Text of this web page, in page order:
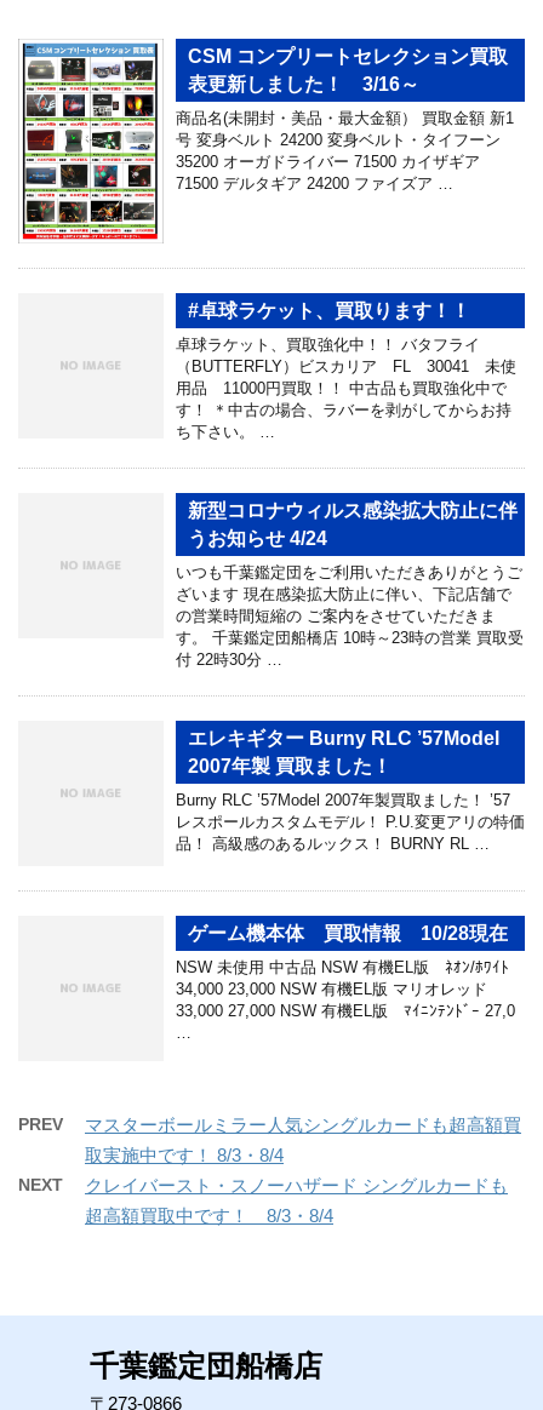
CSM コンプリートセレクション買取
表更新しました！ 3/16～
商品名(未開封・美品・最大金額） 買取金額 新1
号 変身ベルト 24200 変身ベルト・タイフーン
35200 オーガドライバー 71500 カイザギア
71500 デルタギア 24200 ファイズア …
#卓球ラケット、買取ります！！
卓球ラケット、買取強化中！！ バタフライ
（BUTTERFLY）ビスカリア FL 30041 未使
用品 11000円買取！！ 中古品も買取強化中で
す！ ＊中古の場合、ラバーを剥がしてからお持
ち下さい。 …
新型コロナウィルス感染拡大防止に伴
うお知らせ 4/24
いつも千葉鑑定団をご利用いただきありがとうご
ざいます 現在感染拡大防止に伴い、下記店舗で
の営業時間短縮の ご案内をさせていただきま
す。 千葉鑑定団船橋店 10時～23時の営業 買取受
付 22時30分 …
エレキギター Burny RLC ’57Model
2007年製 買取ました！
Burny RLC ’57Model 2007年製買取ました！ ’57
レスポールカスタムモデル！ P.U.変更アリの特価
品！ 高級感のあるルックス！ BURNY RL …
ゲーム機本体 買取情報 10/28現在
NSW 未使用 中古品 NSW 有機EL版 ﾈｵﾝ/ﾎﾜｲﾄ
34,000 23,000 NSW 有機EL版 マリオレッド
33,000 27,000 NSW 有機EL版 ﾏｲﾆﾝﾃﾝﾄﾞｰ 27,0
…
PREV
マスターボールミラー人気シングルカードも超高額買
取実施中です！ 8/3・8/4
NEXT
クレイバースト・スノーハザード シングルカードも
超高額買取中です！ 8/3・8/4
千葉鑑定団船橋店
〒273-0866